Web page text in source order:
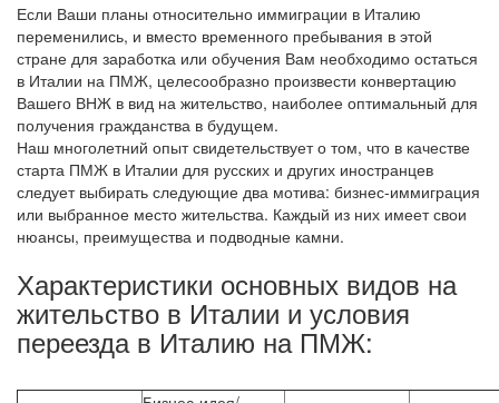
Если Ваши планы относительно иммиграции в Италию
переменились, и вместо временного пребывания в этой
стране для заработка или обучения Вам необходимо остаться
в Италии на ПМЖ, целесообразно произвести конвертацию
Вашего ВНЖ в вид на жительство, наиболее оптимальный для
получения гражданства в будущем.
Наш многолетний опыт свидетельствует о том, что в качестве
старта ПМЖ в Италии для русских и других иностранцев
следует выбирать следующие два мотива: бизнес-иммиграция
или выбранное место жительства. Каждый из них имеет свои
нюансы, преимущества и подводные камни.
Характеристики основных видов на
жительство в Италии и условия
переезда в Италию на ПМЖ: